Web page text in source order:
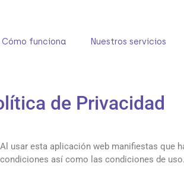
Cómo funciona Nuestros servicios
de Privacidad
Al usar esta aplicación web manifiestas que
condiciones así como las condiciones de